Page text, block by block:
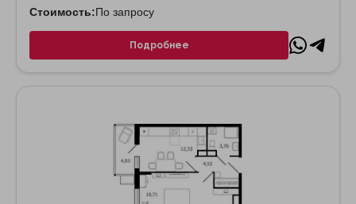
Стоимость:По запросу
Подробнее